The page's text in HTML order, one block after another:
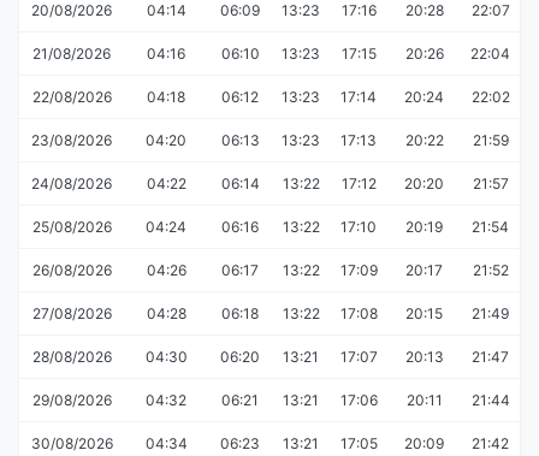
20/08/2026 04:14 06:09 13:23 17:16 20:28 22:07
21/08/2026 04:16 06:10 13:23 17:15 20:26 22:04
22/08/2026 04:18 06:12 13:23 17:14 20:24 22:02
23/08/2026 04:20 06:13 13:23 17:13 20:22 21:59
24/08/2026 04:22 06:14 13:22 17:12 20:20 21:57
25/08/2026 04:24 06:16 13:22 17:10 20:19 21:54
26/08/2026 04:26 06:17 13:22 17:09 20:17 21:52
27/08/2026 04:28 06:18 13:22 17:08 20:15 21:49
28/08/2026 04:30 06:20 13:21 17:07 20:13 21:47
29/08/2026 04:32 06:21 13:21 17:06 20:11 21:44
30/08/2026 04:34 06:23 13:21 17:05 20:09 21:42